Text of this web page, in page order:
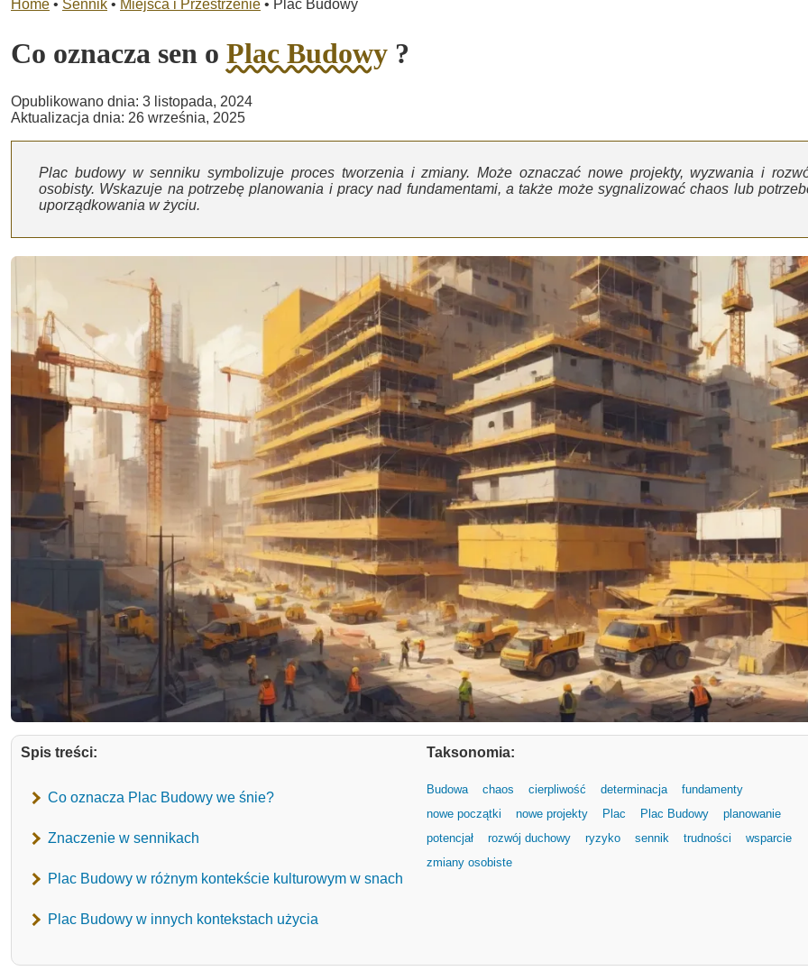
Home • Sennik • Miejsca i Przestrzenie • Plac Budowy
Co oznacza sen o Plac Budowy ?
Opublikowano dnia: 3 listopada, 2024
Aktualizacja dnia: 26 września, 2025
Plac budowy w senniku symbolizuje proces tworzenia i zmiany. Może oznaczać nowe projekty, wyzwania i
osobisty. Wskazuje na potrzebę planowania i pracy nad fundamentami, a także może sygnalizować chaos lub
uporządkowania w życiu.
Spis treści:
Co oznacza Plac Budowy we śnie?
Znaczenie w sennikach
Plac Budowy w różnym kontekście kulturowym w snach
Plac Budowy w innych kontekstach użycia
Taksonomia:
Budowa chaos cierpliwość determinacja
fundamenty
nowe początki
nowe projekty Plac Plac Budowy
planowanie
potencjał
rozwój duchowy ryzyko sennik trudności
wsparcie
zmiany osobiste